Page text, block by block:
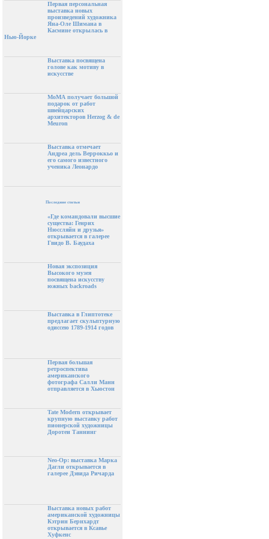
Первая персональная
выставка новых
произведений художника
Яна-Оле Шимана в
Касмине открылась в
Нью-Йорке
Выставка посвящена
голове как мотиву в
искусстве
МоМА получает большой
подарок от работ
швейцарских
архитекторов Herzog & de
Meuron
Выставка отмечает
Андреа дель Верроккьо и
его самого известного
ученика Леонардо
Последние статьи
«Где командовали высшие
существа: Генрих
Нюссляйн и друзья»
открывается в галерее
Гвидо В. Баудаха
Новая экспозиция
Высокого музея
посвящена искусству
южных backroads
Выставка в Глиптотеке
предлагает скульптурную
одиссею 1789-1914 годов
Первая большая
ретроспектива
американского
фотографа Салли Манн
отправляется в Хьюстон
Tate Modern открывает
крупную выставку работ
пионерской художницы
Доротеи Таннинг
Neo-Op: выставка Марка
Дагли открывается в
галерее Дэвида Ричарда
Выставка новых работ
американской художницы
Кэтрин Бернхардт
открывается в Ксавье
Хуфкенс